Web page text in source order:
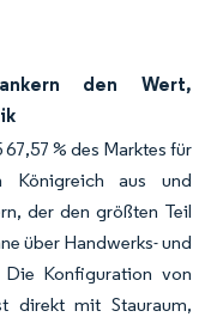
den Wert,
% des Marktes für
Königreich aus und
der den größten Teil
über Handwerks- und
Die Konfiguration von
direkt mit Stauraum,